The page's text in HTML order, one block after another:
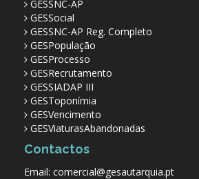
GESSNC-AP
GESSocial
GESSNC-AP Reg. Completo
GESPopulação
GESProcesso
GESRecrutamento
GESSIADAP III
GESToponímia
GESVencimento
GESViaturasAbandonadas
Contactos
Email: comercial@gesautarquia.pt